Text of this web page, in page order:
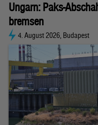
Ungarn: Paks-
bremsen
4. August 2026, Budapest